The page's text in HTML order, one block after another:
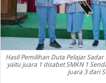
Hasil Pemilihan Duta Pelajar
yaitu juara 1 disabet SMKN 1
juara 3 dari